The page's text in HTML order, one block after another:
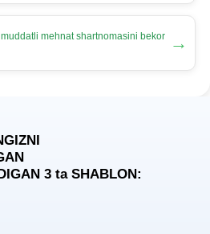
mehnat shartnomasini bekor
→
3 taSHABLON: